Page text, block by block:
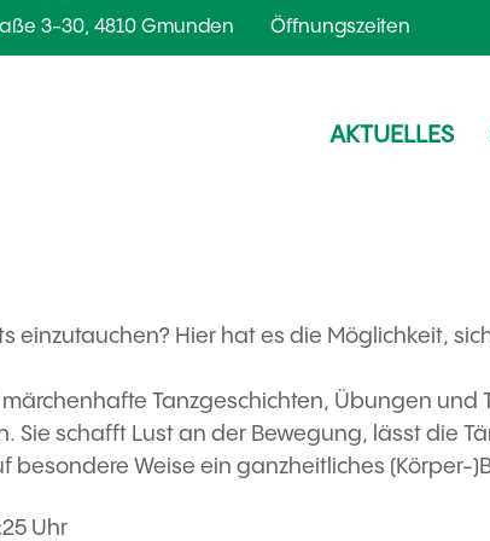
3-30, 4810 Gmunden Öffnungszeiten
AKTUELLES
einzutauchen? Hier hat es die Möglichkeit,
Tanzgeschichten, Übungen und
Sie schafft Lust an der Bewegung, lässt die
Weise ein ganzheitliches (Körper-
Uhr